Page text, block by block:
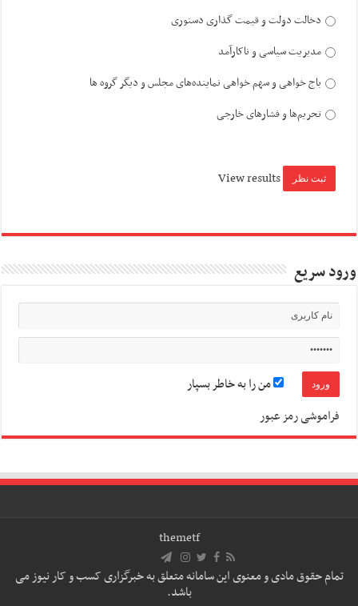
دخالت دولت و قیمت گذاری دستوری
مدیریت سیاسی و ناکارآمد
باج خواهی و سهم خواهی نماینده‌های مجلس و دیگر گروه ها
تحریم‌ها و فشارهای خارجی
View results
ورود سریع
من را به خاطر بسپار
فراموشی رمز عبور
themetf
تمام حقوق مادی و معنوی این سامانه متعلق به خبرگزاری کسب و کار نیوز می
باشد.